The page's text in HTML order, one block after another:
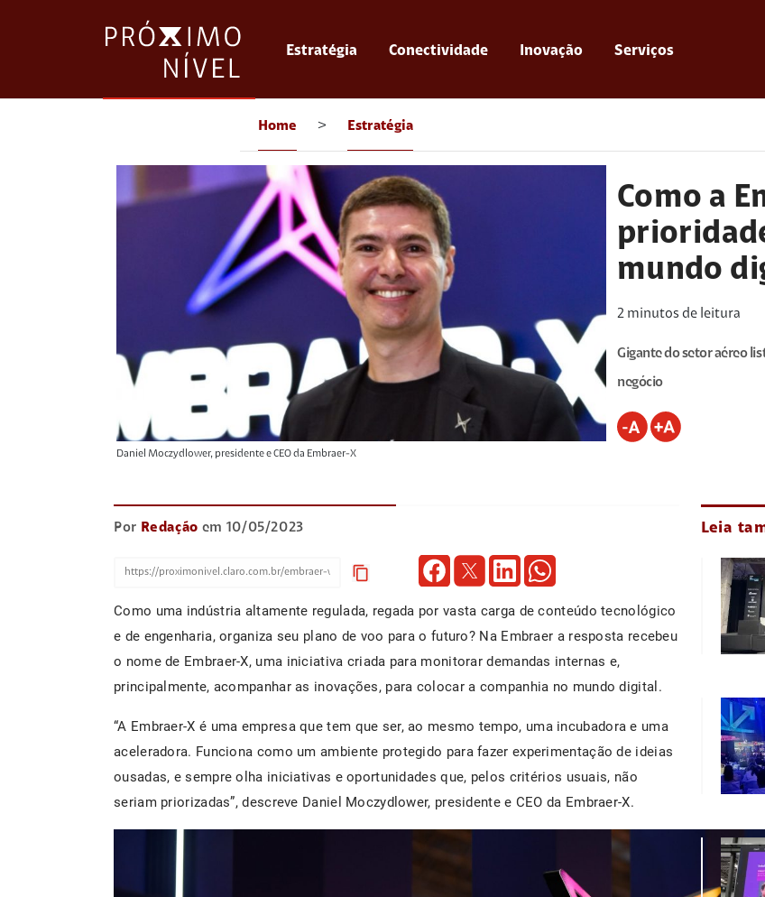
Estratégia Conectividade Inovação Serviços
Home > Estratégia
Daniel Moczydlower, presidente e CEO da Embraer-X
Como a
mundo
2 minutos de leitura
Gigante do setor aéreo
negócio
Por Redação em 10/05/2023
content_copy
Como uma indústria altamente regulada, regada por vasta carga de conteúdo tecnológico
e de engenharia, organiza seu plano de voo para o futuro? Na Embraer a resposta recebeu
o nome de Embraer-X, uma iniciativa criada para monitorar demandas internas e,
principalmente, acompanhar as inovações, para colocar a companhia no mundo digital.
“A Embraer-X é uma empresa que tem que ser, ao mesmo tempo, uma incubadora e uma
aceleradora. Funciona como um ambiente protegido para fazer experimentação de ideias
ousadas, e sempre olha iniciativas e oportunidades que, pelos critérios usuais, não
seriam priorizadas”, descreve Daniel Moczydlower, presidente e CEO da Embraer-X.
Leia